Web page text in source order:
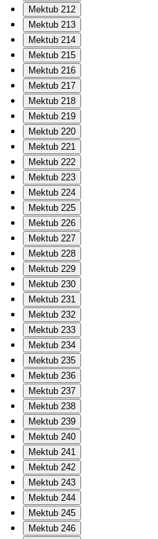
Mektub 212
Mektub 213
Mektub 214
Mektub 215
Mektub 216
Mektub 217
Mektub 218
Mektub 219
Mektub 220
Mektub 221
Mektub 222
Mektub 223
Mektub 224
Mektub 225
Mektub 226
Mektub 227
Mektub 228
Mektub 229
Mektub 230
Mektub 231
Mektub 232
Mektub 233
Mektub 234
Mektub 235
Mektub 236
Mektub 237
Mektub 238
Mektub 239
Mektub 240
Mektub 241
Mektub 242
Mektub 243
Mektub 244
Mektub 245
Mektub 246